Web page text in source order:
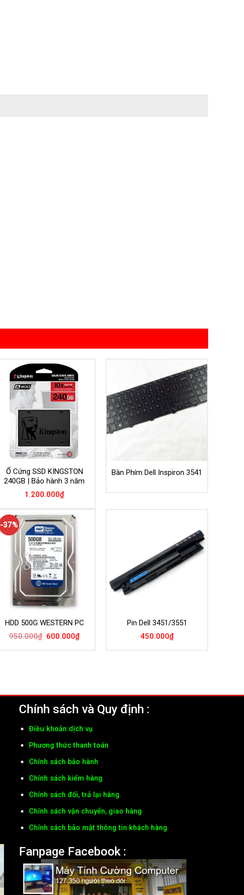
Ổ Cứng SSD KINGSTON
240GB | Bảo hành 3 năm
1.200.000₫
Bàn Phím Dell Inspiron 3541
-37%
HDD 500G WESTERN PC
950.000₫ Giá
600.000₫Giá
hiện
Pin Dell 3451/3551
450.000₫
Chính sách và Quy định :
Điều khoản dịch vụ
Phương thức thanh toán
Chính sách bảo hành
Chính sách kiểm hàng
Chính sách đổi, trả lại hàng
Chính sách vận chuyển, giao hàng
Chính sách bảo mật thông tin khách hàng
Fanpage Facebook :